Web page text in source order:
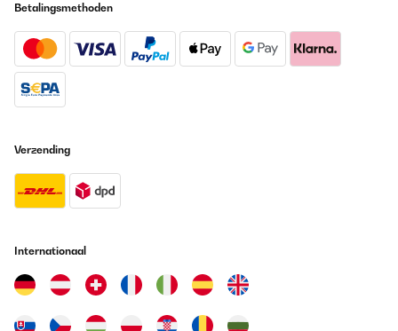
Betalingsmethoden
Verzending
Internationaal